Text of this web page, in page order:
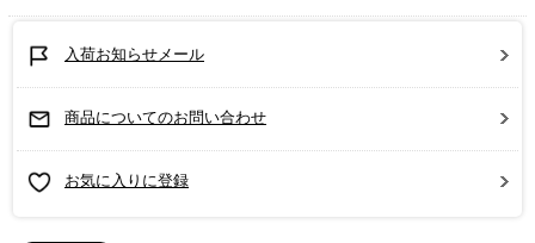
入荷お知らせメール
商品についてのお問い合わせ
お気に入りに登録